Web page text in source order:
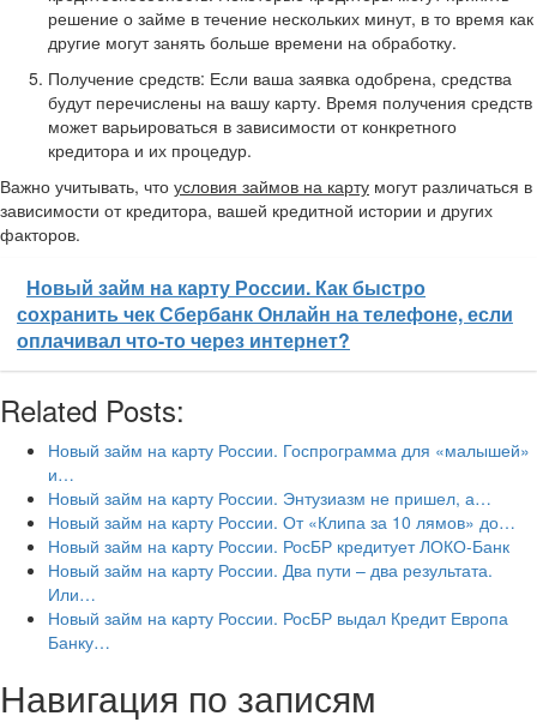
решение о займе в течение нескольких минут, в то время как
другие могут занять больше времени на обработку.
Получение средств: Если ваша заявка одобрена, средства
будут перечислены на вашу карту. Время получения средств
может варьироваться в зависимости от конкретного
кредитора и их процедур.
Важно учитывать, что условия займов на карту могут различаться в
зависимости от кредитора, вашей кредитной истории и других
факторов.
Новый займ на карту России. Как быстро
сохранить чек Сбербанк Онлайн на телефоне, если
оплачивал что-то через интернет?
Related Posts:
Новый займ на карту России. Госпрограмма для «малышей»
и…
Новый займ на карту России. Энтузиазм не пришел, а…
Новый займ на карту России. От «Клипа за 10 лямов» до…
Новый займ на карту России. РосБР кредитует ЛОКО-Банк
Новый займ на карту России. Два пути – два результата.
Или…
Новый займ на карту России. РосБР выдал Кредит Европа
Банку…
Навигация по записям